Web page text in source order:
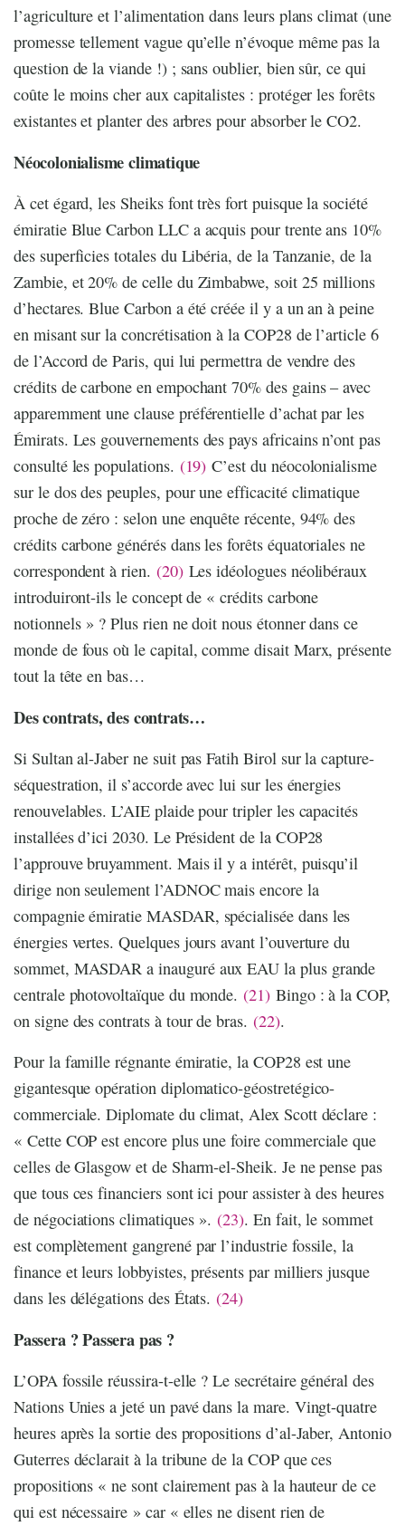
l’agriculture et l’alimentation dans leurs plans climat (une
promesse tellement vague qu’elle n’évoque même pas la
question de la viande !) ; sans oublier, bien sûr, ce qui
coûte le moins cher aux capitalistes : protéger les forêts
existantes et planter des arbres pour absorber le CO2.
Néocolonialisme climatique
À cet égard, les Sheiks font très fort puisque la société
émiratie Blue Carbon LLC a acquis pour trente ans 10%
des superficies totales du Libéria, de la Tanzanie, de la
Zambie, et 20% de celle du Zimbabwe, soit 25 millions
d’hectares. Blue Carbon a été créée il y a un an à peine
en misant sur la concrétisation à la COP28 de l’article 6
de l’Accord de Paris, qui lui permettra de vendre des
crédits de carbone en empochant 70% des gains – avec
apparemment une clause préférentielle d’achat par les
Émirats. Les gouvernements des pays africains n’ont pas
consulté les populations. (19) C’est du néocolonialisme
sur le dos des peuples, pour une efficacité climatique
proche de zéro : selon une enquête récente, 94% des
crédits carbone générés dans les forêts équatoriales ne
correspondent à rien. (20)Les idéologues néolibéraux
introduiront-ils le concept de « crédits carbone
notionnels » ? Plus rien ne doit nous étonner dans ce
monde de fous où le capital, comme disait Marx, présente
tout la tête en bas…
Des contrats, des contrats…
Si Sultan al-Jaber ne suit pas Fatih Birol sur la capture-
séquestration, il s’accorde avec lui sur les énergies
renouvelables. L’AIE plaide pour tripler les capacités
installées d’ici 2030. Le Président de la COP28
l’approuve bruyamment. Mais il y a intérêt, puisqu’il
dirige non seulement l’ADNOC mais encore la
compagnie émiratie MASDAR, spécialisée dans les
énergies vertes. Quelques jours avant l’ouverture du
sommet, MASDAR a inauguré aux EAU la plus grande
centrale photovoltaïque du monde. (21)Bingo : à la COP,
on signe des contrats à tour de bras. (22).
Pour la famille régnante émiratie, la COP28 est une
gigantesque opération diplomatico-géostretégico-
commerciale. Diplomate du climat, Alex Scott déclare :
« Cette COP est encore plus une foire commerciale que
celles de Glasgow et de Sharm-el-Sheik. Je ne pense pas
que tous ces financiers sont ici pour assister à des heures
de négociations climatiques ». (23). En fait, le sommet
est complètement gangrené par l’industrie fossile, la
finance et leurs lobbyistes, présents par milliers jusque
dans les délégations des États. (24)
Passera ? Passera pas ?
L’OPA fossile réussira-t-elle ? Le secrétaire général des
Nations Unies a jeté un pavé dans la mare. Vingt-quatre
heures après la sortie des propositions d’al-Jaber, Antonio
Guterres déclarait à la tribune de la COP que ces
propositions « ne sont clairement pas à la hauteur de ce
qui est nécessaire » car « elles ne disent rien de